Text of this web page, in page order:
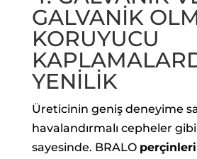
GALVANİK
KORUYUCU
YENİLİK
Üreticinin geniş deneyime
havalandırmalı cepheler
sayesinde. BRALO perçinleri